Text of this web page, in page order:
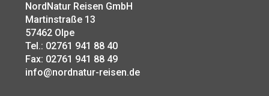
NordNatur Reisen GmbH
Martinstraße 13
57462 Olpe
Tel.: 02761 941 88 40
Fax: 02761 941 88 49
info@nordnatur-reisen.de